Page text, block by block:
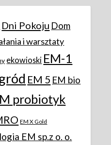
Dni Pokoju Dom
i warsztaty
ekowioski EM-1
EM 5 EM bio
probiotyk
EM X Gold
EM sp.z o. o.